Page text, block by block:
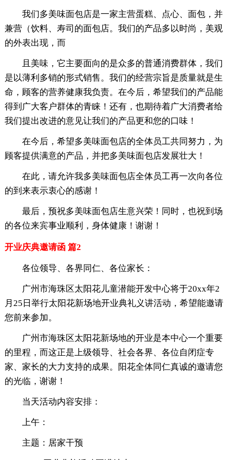
我们多美味面包店是一家主营蛋糕、点心、面包，并
兼营（饮料、寿司的面包店。我们的产品多以时尚，美观
的外表出现，而
且美味，它主要面向的是众多的普通消费群体，我们
是以薄利多销的形式销售。我们的经营宗旨是质量就是生
命，顾客的营养健康我负责。在今后，希望我们的产品能
得到广大客户群体的青睐！还有，也期待着广大消费者给
我们提出改进的意见让我们的产品更和您的口味！
在今后，希望多美味面包店的全体员工共同努力，为
顾客提供满意的产品，并把多美味面包店发展壮大！
在此，请允许我多美味面包店全体员工再一次向各位
的到来表示衷心的感谢！
最后，预祝多美味面包店生意兴荣！同时，也祝到场
的各位来宾事业顺利，身体健康！谢谢！
开业庆典邀请函 篇2
各位领导、各界同仁、各位家长：
广州市海珠区太阳花儿童潜能开发中心将于20xx年2
月25日举行太阳花新场地开业典礼义讲活动，希望能邀请
您前来参加。
广州市海珠区太阳花新场地的开业是本中心一个重要
的里程，而这正是上级领导、社会各界、各位自闭症专
家、家长的大力支持的成果。阳花全体同仁真诚的邀请您
的光临，谢谢！
当天活动内容安排：
上午：
主题：居家干预